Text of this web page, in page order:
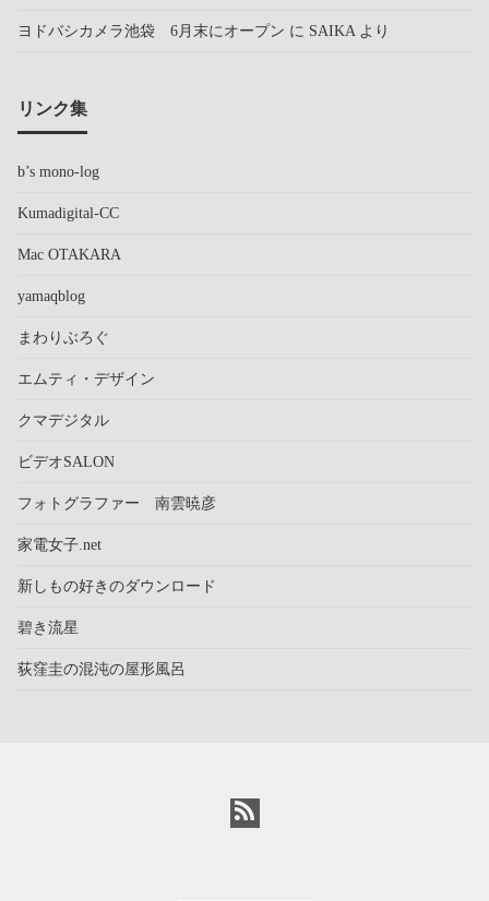
ヨドバシカメラ池袋 6月末にオープン に SAIKA より
リンク集
b’s mono-log
Kumadigital-CC
Mac OTAKARA
yamaqblog
まわりぶろぐ
エムティ・デザイン
クマデジタル
ビデオSALON
フォトグラファー 南雲暁彦
家電女子.net
新しもの好きのダウンロード
碧き流星
荻窪圭の混沌の屋形風呂